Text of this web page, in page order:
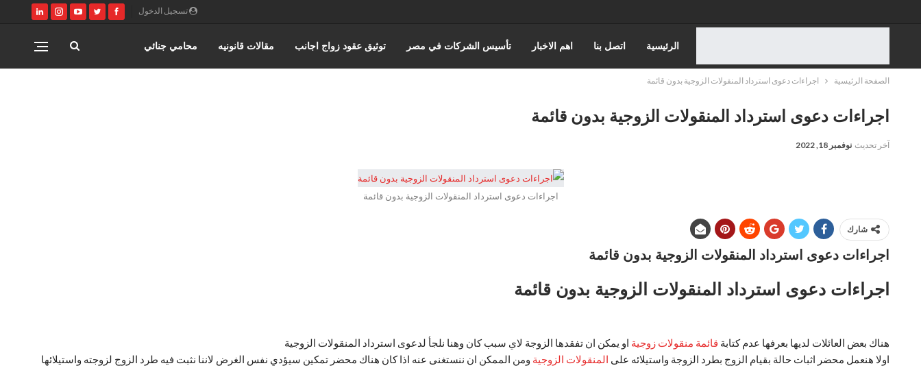
تسجيل الدخول
الرئيسية اتصل بنا اهم الاخبار تأسيس الشركات في مصر توثيق عقود زواج اجانب مقالات قانونيه محامي جنائي
قضايا الاسره
المنتدى القانوني
الصفحة الرئيسية اجراءات دعوى استرداد المنقولات الزوجية بدون قائمة
اجراءات دعوى استرداد المنقولات الزوجية بدون قائمة
آخر تحديث نوفمبر 18, 2022
اجراءات دعوى استرداد المنقولات الزوجية بدون قائمة
شارك
اجراءات دعوى استرداد المنقولات الزوجية بدون قائمة
اجراءات دعوى استرداد المنقولات الزوجية بدون قائمة
هناك بعض العائلات لديها بعرفها عدم كتابة قائمة منقولات زوجية او يمكن ان تفقدها الزوجة لاي سبب كان وهنا نلجأ لدعوى استرداد المنقولات الزوجية
اولا هنعمل محضر اثبات حالة بقيام الزوج بطرد الزوجة واستيلائه على المنقولات الزوجية ومن الممكن ان ننستغنى عنه اذا كان هناك محضر تمكين سيؤدي نفس الغرض لاننا نثبت فيه طرد الزوج لزوجته واستيلائها